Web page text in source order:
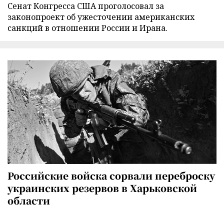
Сенат Конгресса США проголосовал за
законопроект об ужесточении американских
санкций в отношении России и Ирана.
Российские войска сорвали переброску
украинских резервов в Харьковской
области